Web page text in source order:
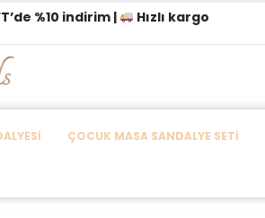
%10 indirim | Hızlı kargo
ÇOCUK MASA SANDALYE SETI